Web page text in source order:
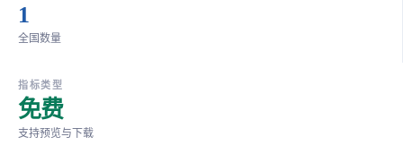
1
全国数量
指标类型
免费
支持预览与下载